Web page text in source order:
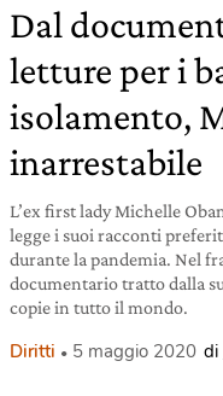
Dal
letture per i
isolamento,
inarrestabile
L’ex first lady Michelle
legge i suoi racconti
durante la pandemia. Nel
documentario tratto dalla
copie in tutto il mondo.
Diritti 5 maggio 2020 di